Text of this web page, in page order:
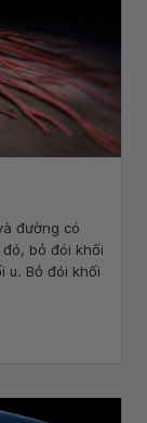
đường có
bỏ đói khối
u. Bỏ đói khối